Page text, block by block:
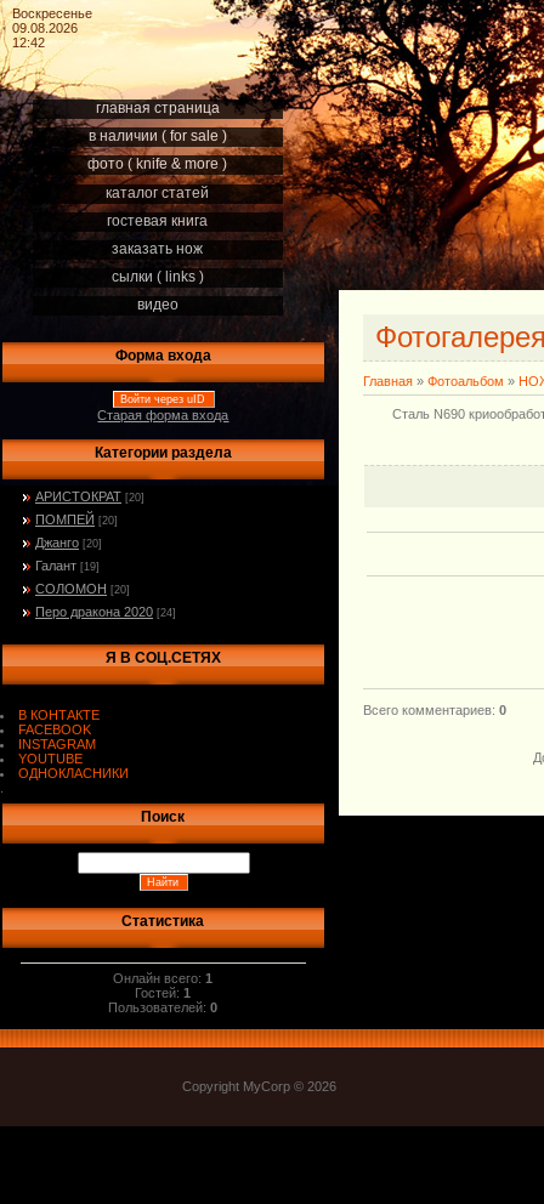
Воскресенье
09.08.2026
12:42
главная страница
в наличии ( for sale )
фото ( knife & more )
каталог статей
гостевая книга
заказать нож
сылки ( links )
видео
Форма входа
Войти через uID
Старая форма входа
Категории раздела
АРИСТОКРАТ [20]
ПОМПЕЙ [20]
Джанго [20]
Галант [19]
СОЛОМОН [20]
Перо дракона 2020 [24]
Я В СОЦ.СЕТЯХ
В КОНТАКТЕ
FACEBOOK
INSTAGRAM
YOUTUBE
ОДНОКЛАСНИКИ
Поиск
Статистика
Онлайн всего:1
Гостей:1
Пользователей:0
Главная » Фотоальбом »
Сталь N690
Всего комментариев: 0
Copyright MyCorp © 2026